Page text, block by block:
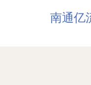
南通亿